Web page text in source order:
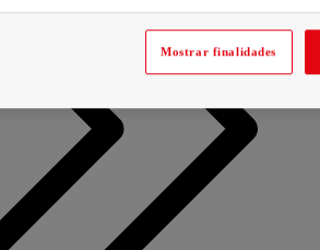
Mostrar finalidades